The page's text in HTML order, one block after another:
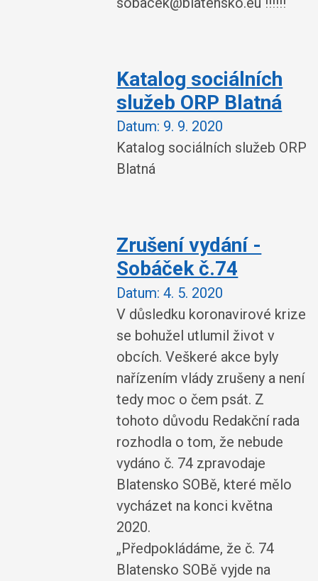
Katalog sociálních
služeb ORP Blatná
Datum: 9. 9. 2020
Katalog sociálních služeb ORP
Blatná
Zrušení vydání -
Sobáček č.74
Datum: 4. 5. 2020
V důsledku koronavirové krize
se bohužel utlumil život v
obcích. Veškeré akce byly
nařízením vlády zrušeny a není
tedy moc o čem psát. Z
tohoto důvodu Redakční rada
rozhodla o tom, že nebude
vydáno č. 74 zpravodaje
Blatensko SOBě, které mělo
vycházet na konci května
2020.
„Předpokládáme, že č. 74
Blatensko SOBě vyjde na